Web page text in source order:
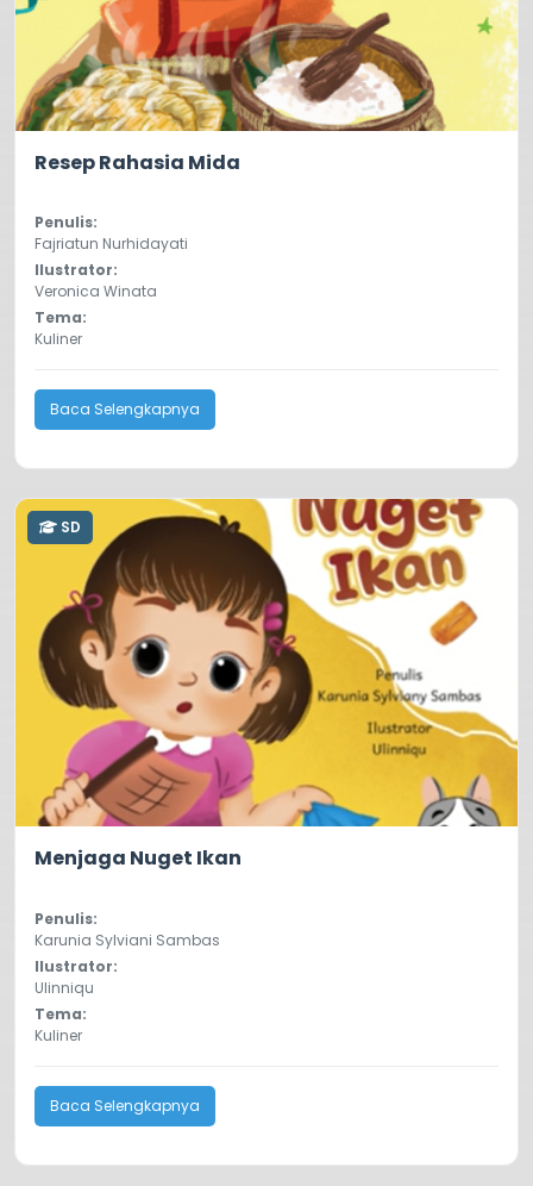
Resep Rahasia Mida
Penulis:
Fajriatun Nurhidayati
Ilustrator:
Veronica Winata
Tema:
Kuliner
Baca Selengkapnya
SD
Menjaga Nuget Ikan
Penulis:
Karunia Sylviani Sambas
Ilustrator:
Ulinniqu
Tema:
Kuliner
Baca Selengkapnya